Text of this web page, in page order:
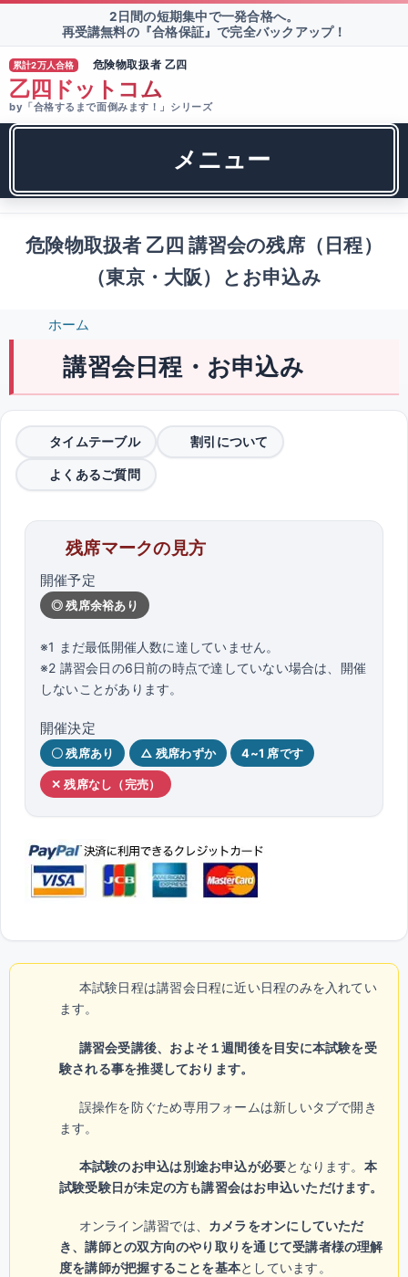
2日間の短期集中で一発合格へ。
再受講無料の『合格保証』で完全バックアップ！
累計2万人合格 危険物取扱者 乙四
乙四ドットコム
by「合格するまで面倒みます！」シリーズ
メニュー
危険物取扱者 乙四 講習会の残席（日程）
（東京・大阪）とお申込み
ホーム
講習会日程・お申込み
タイムテーブル 割引について
よくあるご質問
残席マークの見方
開催予定
◎ 残席余裕あり
※1 まだ最低開催人数に達していません。
※2 講習会日の6日前の時点で達していない場合は、開催
しないことがあります。
開催決定
〇 残席あり △ 残席わずか 4~1 席です
✕ 残席なし（完売）
本試験日程は講習会日程に近い日程のみを入れてい
ます。
講習会受講後、およそ１週間後を目安に本試験を受
験される事を推奨しております。
誤操作を防ぐため専用フォームは新しいタブで開き
ます。
本試験のお申込は別途お申込が必要となります。 本
試験受験日が未定の方も講習会はお申込いただけます。
オンライン講習では、 カメラをオンにしていただ
き、講師との双方向のやり取りを通じて受講者様の理解
度を講師が把握することを基本としています。